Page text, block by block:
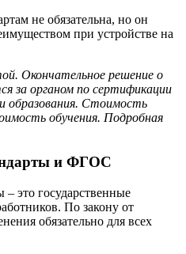
не обязательна, но он
при устройстве на
Окончательное решение о
за органом по сертификации
образования. Стоимость
обучения. Подробная
и ФГОС
это государственные
По закону от
обязательно для всех